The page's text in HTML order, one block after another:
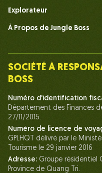
Explorateur
À Propos de Jungle Boss
Notre Équipe
Nos Certifications
Partenariats
Contactez-Nous
SOCIÉTÉ À
BOSS
Numéro d'identification
Département des Finances
27/11/2015.
Numéro de licence de
GPLHQT délivré par le
Tourisme le 29 janvier 2016
Adresse: Groupe résidentiel
Province de Quang Tri.